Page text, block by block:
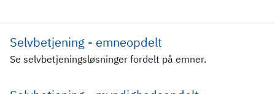
Selvbetjening - emneopdelt
Se selvbetjeningsløsninger fordelt på emner.